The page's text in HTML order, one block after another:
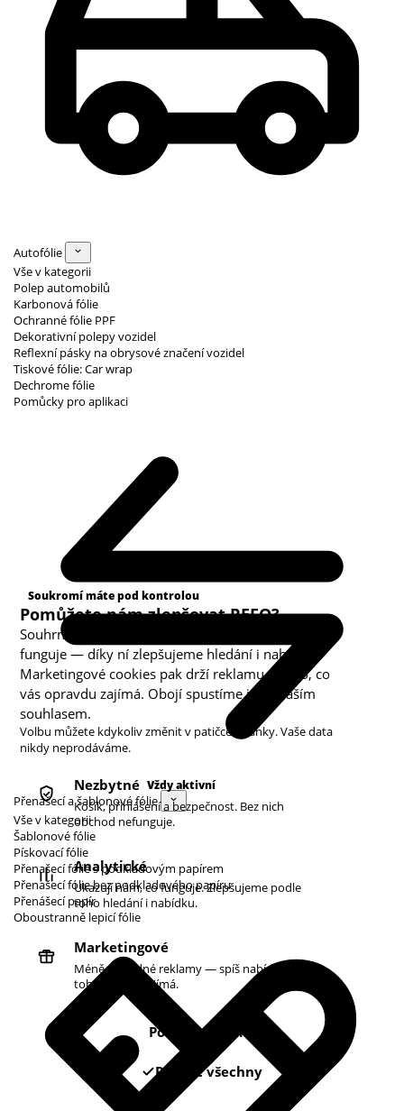
Autofólie
Vše v kategorii
Polep automobilů
Karbonová fólie
Ochranné fólie PPF
Dekorativní polepy vozidel
Reflexní pásky na obrysové značení vozidel
Tiskové fólie: Car wrap
Dechrome fólie
Pomůcky pro aplikaci
Přenášecí a šablonové fólie
Vše v kategorii
Šablonové fólie
Pískovací fólie
Přenašecí fólie s podkladovým papírem
Přenašecí fólie bez podkladového papíru
Přenášecí papír
Oboustranně lepicí fólie
Soukromí máte pod kontrolou
Pomůžete nám zlepšovat REFO?
Souhrnná analytika nám ukazuje, co v obchodě
funguje — díky ní zlepšujeme hledání i nabídku.
Marketingové cookies pak drží reklamu u toho, co
vás opravdu zajímá. Obojí spustíme jen s vaším
souhlasem.
Volbu můžete kdykoliv změnit v patičce stránky. Vaše data
nikdy neprodáváme.
Kategorie cookies
Nezbytné Vždy aktivní
Košík, přihlášení a bezpečnost. Bez nich
obchod nefunguje.
Analytické
Ukazují nám, co funguje. Zlepšujeme podle
toho hledání i nabídku.
Marketingové
Méně náhodné reklamy — spíš nabídky podle
toho, co vás zajímá.
Pouze nezbytné
Povolit všechny